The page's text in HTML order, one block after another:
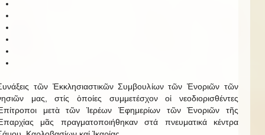
τῶν Ἐκκλησιαστικῶν Συμβουλίων τῶν Ἐνοριῶν τῶν
μας, στίς ὁποίες συμμετέσχον οἱ νεοδιορισθέντες
μετὰ τῶν Ἱερέων Ἐφημερίων τῶν Ἐνοριῶν τῆς
μᾶς πραγματοποιήθηκαν στά πνευματικά κέντρα